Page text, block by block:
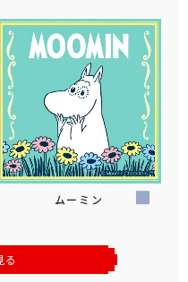
ムーミン
る